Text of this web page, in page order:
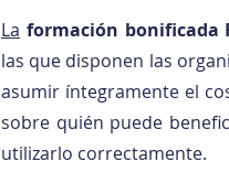
La formación bonificada
las que disponen las
asumir íntegramente el
sobre quién puede
utilizarlo correctamente.